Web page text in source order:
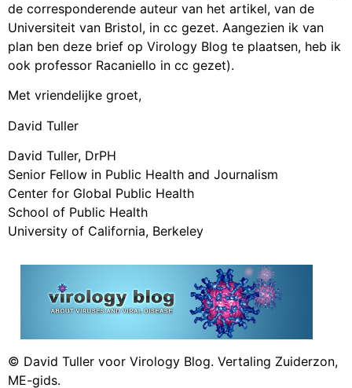
de corresponderende auteur van het artikel, van de
Universiteit van Bristol, in cc gezet. Aangezien ik van
plan ben deze brief op Virology Blog te plaatsen, heb ik
ook professor Racaniello in cc gezet).
Met vriendelijke groet,
David Tuller
David Tuller, DrPH
Senior Fellow in Public Health and Journalism
Center for Global Public Health
School of Public Health
University of California, Berkeley
© David Tuller voor Virology Blog. Vertaling Zuiderzon,
ME-gids.